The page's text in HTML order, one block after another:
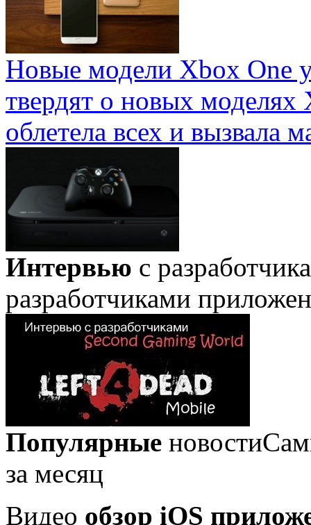
Новые модели Xbox One
твердят о новых
облетела всех и вызвала
Интервью с
разработчиками
Популярные новости
за месяц
Видео обзор iOS